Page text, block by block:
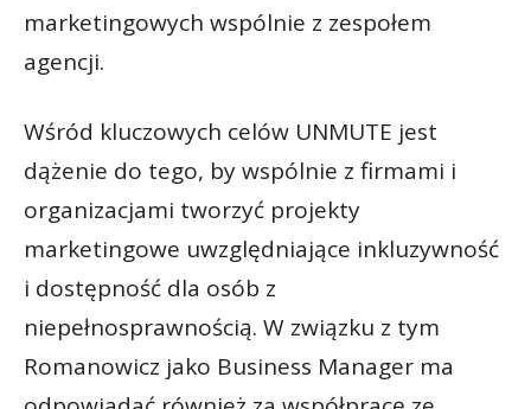
marketingowych wspólnie z zespołem
agencji.
Wśród kluczowych celów UNMUTE jest
dążenie do tego, by wspólnie z firmami i
organizacjami tworzyć projekty
marketingowe uwzględniające inkluzywność
i dostępność dla osób z
niepełnosprawnością. W związku z tym
Romanowicz jako Business Manager ma